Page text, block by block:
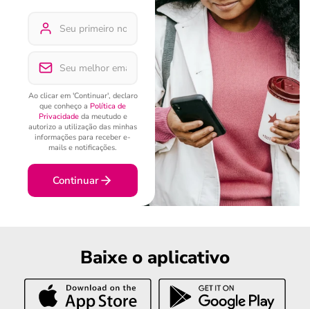
Ao clicar em 'Continuar', declaro
que conheço a Política de
Privacidadeda meutudo e
autorizo a utilização das minhas
informações para receber e-
mails e notificações.
Continuar
Baixe o aplicativo